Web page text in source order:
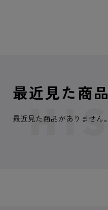
最近見た商品
最近見た商品がありません。